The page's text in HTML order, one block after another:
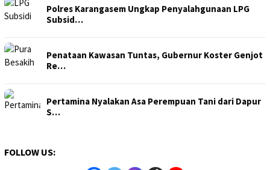
Polres Karangasem Ungkap Penyalahgunaan LPG
Subsid…
Penataan Kawasan Tuntas, Gubernur Koster Genjot
Re…
Pertamina Nyalakan Asa Perempuan Tani dari Dapur
S…
FOLLOW US: